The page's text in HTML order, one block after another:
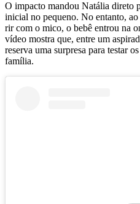
O impacto mandou Natália direto
inicial no pequeno. No entanto,
rir com o mico, o bebê entrou na
vídeo mostra que, entre um
reserva uma surpresa para testar
família.